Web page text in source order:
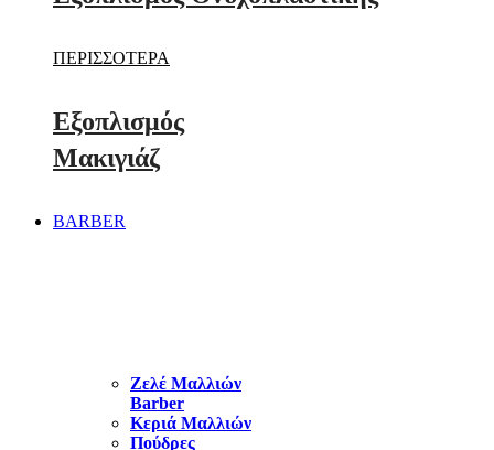
ΠΕΡΙΣΣΟΤΕΡΑ
Εξοπλισμός
Μακιγιάζ
BARBER
Ζελέ Μαλλιών
Barber
Κεριά Μαλλιών
Πούδρες